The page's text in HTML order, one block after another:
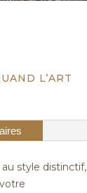
L’ART
style distinctif,